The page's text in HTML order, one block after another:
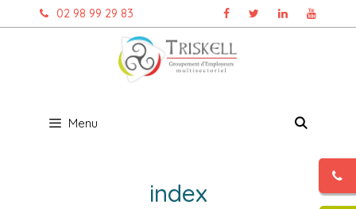
au
02 98 99 29 83
Menu
index